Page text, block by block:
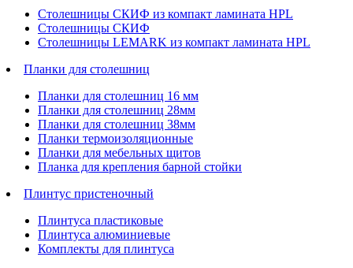
Столешницы СКИФ из компакт ламината HPL
Столешницы СКИФ
Столешницы LEMARK из компакт ламината HPL
Планки для столешниц
Планки для столешниц 16 мм
Планки для столешниц 28мм
Планки для столешниц 38мм
Планки термоизоляционные
Планки для мебельных щитов
Планка для крепления барной стойки
Плинтус пристеночный
Плинтуса пластиковые
Плинтуса алюминиевые
Комплекты для плинтуса